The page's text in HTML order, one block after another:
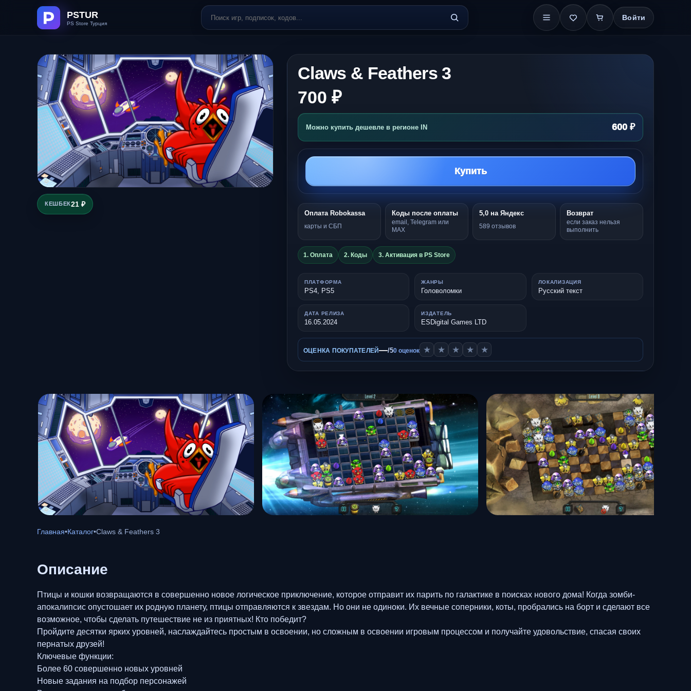
Войти
КЕШБЕК21 ₽
Claws & Feathers 3
700 ₽
Можно купить дешевле в регионе IN 600 ₽
Купить
Оплата Robokassa
карты и СБП
Коды после оплаты
email, Telegram или
MAX
5,0 на Яндекс
589 отзывов
Возврат
если заказ нельзя
выполнить
1. Оплата 2. Коды 3. Активация в PS Store
ПЛАТФОРМА
PS4, PS5
ЖАНРЫ
Головоломки
ЛОКАЛИЗАЦИЯ
Русский текст
ДАТА РЕЛИЗА
16.05.2024
ИЗДАТЕЛЬ
ESDigital Games LTD
ОЦЕНКА ПОКУПАТЕЛЕЙ—/50 оценок ★ ★ ★ ★ ★
Главная•Каталог•Claws & Feathers 3
Описание
Птицы и кошки возвращаются в совершенно новое логическое приключение, которое отправит их парить по галактике в поисках нового дома! Когда зомби-
апокалипсис опустошает их родную планету, птицы отправляются к звездам. Но они не одиноки. Их вечные соперники, коты, пробрались на борт и сделают все
возможное, чтобы сделать путешествие не из приятных! Кто победит?
Пройдите десятки ярких уровней, наслаждайтесь простым в освоении, но сложным в освоении игровым процессом и получайте удовольствие, спасая своих
пернатых друзей!
Ключевые функции:
Более 60 совершенно новых уровней
Новые задания на подбор персонажей